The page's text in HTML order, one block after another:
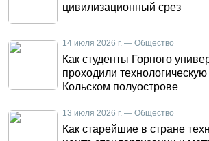
цивилизационный срез
14 июля 2026 г. — Общество
Как студенты Горного
проходили технологическую
Кольском полуострове
13 июля 2026 г. — Общество
Как старейшие в стране